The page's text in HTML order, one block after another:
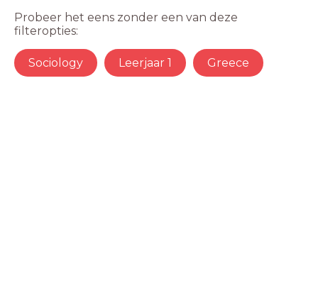
Probeer het eens zonder een van deze
filteropties:
Sociology Leerjaar 1 Greece